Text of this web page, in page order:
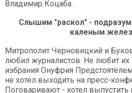
Владимир Коцаба.
Слышим "раскол" -
каленым
Митрополит Черновицкий и
любил журналистов. Не любит их
избрания Онуфрия
не хотел выходить на пресс-
Поговаривают - хотел